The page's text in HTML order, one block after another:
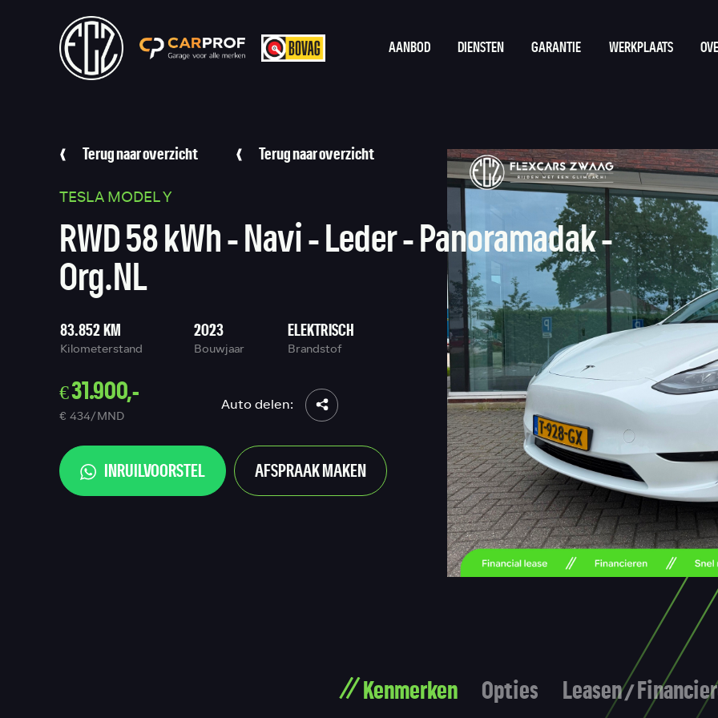
AANBOD DIENSTEN GARANTIE WERKPLAATS
Terug naar overzicht
Terug naar overzicht
TESLA MODEL Y
RWD 58 kWh - Navi - Leder - Panoramadak -
Org.NL
83.852 KM
Kilometerstand
2023
Bouwjaar
ELEKTRISCH
Brandstof
€ 31.900,-
€ 434/MND
Auto delen:
INRUILVOORSTEL AFSPRAAK MAKEN
Kenmerken Opties Leasen /